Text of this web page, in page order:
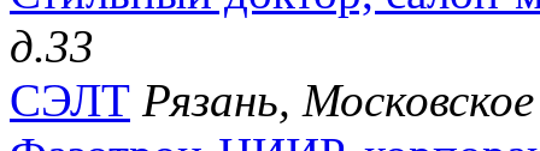
д.33
СЭЛТ Рязань,